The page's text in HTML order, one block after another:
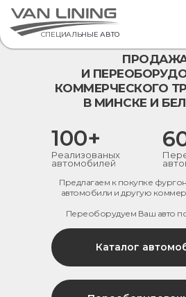
СПЕЦИАЛЬНЫЕ АВТО
И
КОММЕРЧЕСКОГО
В МИНСКЕ И
Каталог
Предлагаем к покупке
автомобили и другую
Переоборудуем Ваш авто
Реализованых
автомобилей
100+